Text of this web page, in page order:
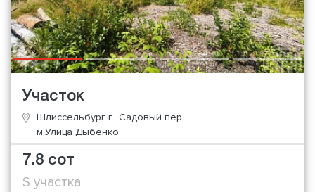
Участок
Шлиссельбург г., Садовый пер.
м.Улица Дыбенко
7.8 сот
S участка